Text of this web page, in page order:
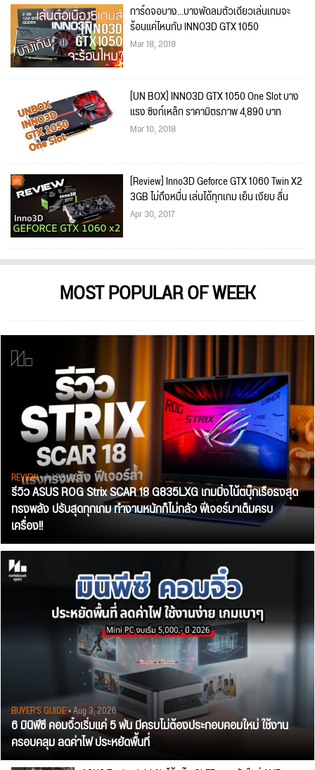
การ์ดจอบาง...บางพัดลมตัวเดียวเล่นเกมจะ
ร้อนแค่ไหนกับ INNO3D GTX 1050
Mar 18, 2018
[UN BOX] INNO3D GTX 1050 One Slot บาง
แรง ซิงก์เหล็ก ราคามิตรภาพ 4,890 บาท
Mar 10, 2018
[Review] Inno3D Geforce GTX 1060 Twin X2
3GB ไม่ถึงหมื่น เล่นได้ทุกเกม เย็น เงียบ ลื่น
Apr 30, 2017
MOST POPULAR OF WEEK
REVIEW• Jul 28, 2026
รีวิว ASUS ROG Strix SCAR 18 G835LXG เกมมิ่งโน้ตบุ๊กเรือธงสุด
ทรงพลัง ปรับสุดทุกเกม ทำงานหนักก็ไม่กลัว ฟีเจอร์มาเต็มครบ
เครื่อง!!
BUYER'S GUIDE• Aug 3, 2026
6 มินิพีซี คอมจิ๋วเริ่มแค่ 5 พัน มีครบไม่ต้องประกอบคอมใหม่ ใช้งาน
ครอบคลุม ลดค่าไฟ ประหยัดพื้นที่